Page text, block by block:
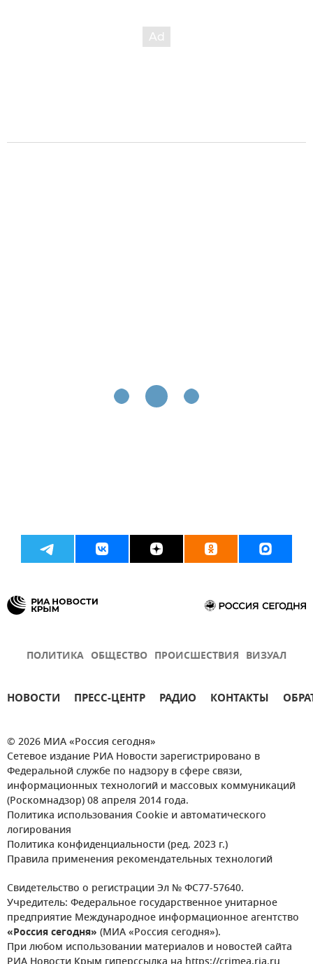
ПОЛИТИКА ОБЩЕСТВО ПРОИСШЕСТВИЯ ВИЗУАЛ
НОВОСТИ ПРЕСС-ЦЕНТР РАДИО КОНТАКТЫ
© 2026 МИА «Россия сегодня»
Сетевое издание РИА Новости зарегистрировано в
Федеральной службе по надзору в сфере связи,
информационных технологий и массовых коммуникаций
(Роскомнадзор) 08 апреля 2014 года.
Политика использования Cookie и автоматического
логирования
Политика конфиденциальности (ред. 2023 г.)
Правила применения рекомендательных технологий
Свидетельство о регистрации Эл № ФС77-57640.
Учредитель: Федеральное государственное унитарное
предприятие Международное информационное агентство
«Россия сегодня» (МИА «Россия сегодня»).
При любом использовании материалов и новостей сайта